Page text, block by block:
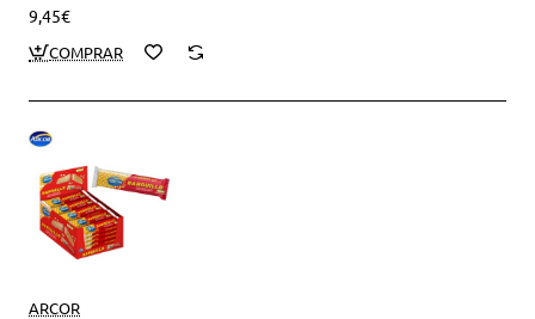
9,45€
ARCOR